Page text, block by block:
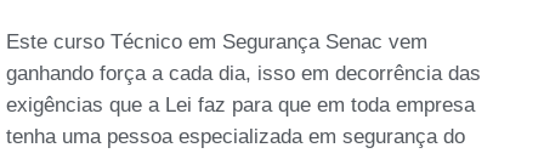
Este curso Técnico em Segurança Senac vem
ganhando força a cada dia, isso em decorrência das
exigências que a Lei faz para que em toda empresa
tenha uma pessoa especializada em segurança do